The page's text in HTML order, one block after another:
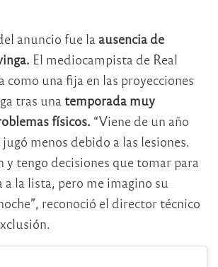
anuncio fue la ausencia de
El mediocampista de Real
como una fija en las proyecciones
tras una temporada muy
físicos. “Viene de un año
menos debido a las lesiones.
y tengo decisiones que tomar para
la lista, pero me imagino su
reconoció el director técnico